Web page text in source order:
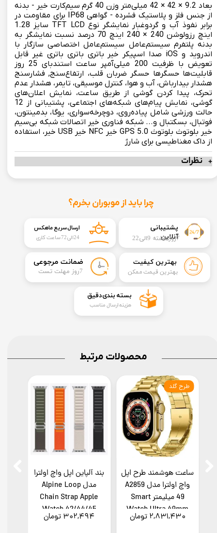
بعاد 9.2 × 42 × 42 میلی‌متر وزن 40 گرم سیم‌کارت خیر - بدنه
از جنس فلز و پلاستیک فشرده - گواهی IP68 برای مقاومت در
برابر نفوذ آب و گردوغبار نمایشگر نوع TFT LCD سایز 1.28
اینچ رزولوشن 240 × 240 اینچ 70 درصد نسبت نمایشگر به
بدنه پلتفرم سیستم‌عامل سیستم‌عامل اختصاصی سازگار با
اندروید و iOS صدا اسپیکر خیر باتری باتری باتری غیر قابل
تعویض با ظرفیت 200 میلی‌آمپر ساعت استندبای 25 روز
قابلیت‌ها حسگرها حسگر ضربان قلب، ارتفاع‌سنج, فشارسنج
هشدار بیدارباش، آب و هوا، کنترل موسیقی، تایمر، هشدار عدم
تحرک، پیدا کردن گوشی از طریق ساعت، نمایش اعلان‌های
گوشی، نمایش پیام‌های شبکه‌های اجتماعی، پشتیبانی از 12
حالت ورزشی شامل پیاده‌روی، دوچرخه‌سواری، یوگا، بدمینتون،
فوتبال، بسکتبال و... شبکه فناوری خیر اتصالات شبکه بی‌سیم
خیر بلوتوث بلوتوث 5.0 GPS خیر NFC خیر USB خیر، استفاده
از داک مغناطیسی برای شارژ
نظرات
​​پشتیبانی
آنلاین7روز هفته 9الی22
چرا باید از موبوران بخرم؟
​ضمانت مرجوعی
​7روز مهلت تست
بهترین کیفیت
بهترین قیمت ممکن
ارسال سریع ماهکس
24الی72 ساعت کاری
​بسته بندی دقیق​​​​​​​
هزینه ارسال مناسب
بند آلپاین اپل واچ اولترا
مدل Alpine Loop
Chain Strap Apple
Watch 42/44/45
۳۰۲,۴۹۴ تومان
ساعت هوشمند طرح اپل
واچ اولترا مدل A2859
49 میلیمتر Smart
Watch Ultra 49mm
۲,۸۳۱,۴۳۰ تومان
طرح گلد
محصولات مرتبط